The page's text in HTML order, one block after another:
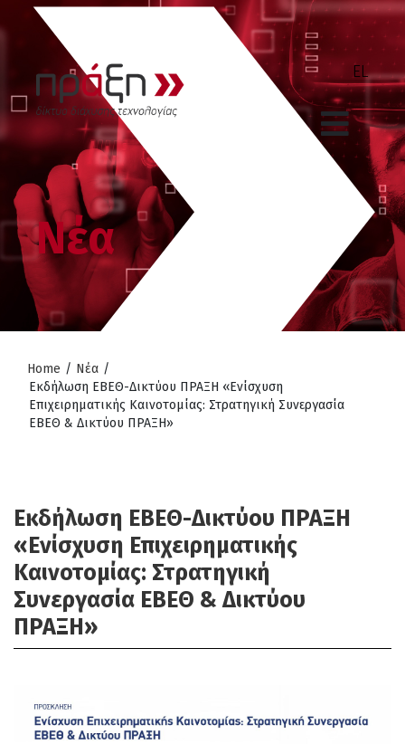
Νέα
Home / Νέα /
Εκδήλωση ΕΒΕΘ-Δικτύου ΠΡΑΞΗ «Ενίσχυση
Επιχειρηματικής Καινοτομίας: Στρατηγική Συνεργασία
ΕΒΕΘ & Δικτύου ΠΡΑΞΗ»
Εκδήλωση ΕΒΕΘ-Δικτύου ΠΡΑΞΗ
«Ενίσχυση Επιχειρηματικής
Καινοτομίας: Στρατηγική
Συνεργασία ΕΒΕΘ & Δικτύου
ΠΡΑΞΗ»